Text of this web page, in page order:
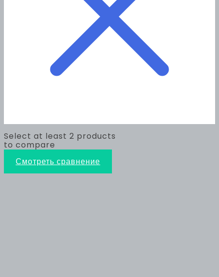
Select at least 2 products
to compare
Смотреть сравнение